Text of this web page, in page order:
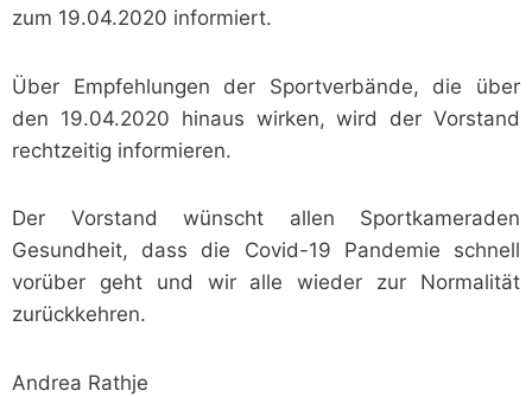
zum 19.04.2020 informiert.
Über Empfehlungen der Sportverbände, die über
den 19.04.2020 hinaus wirken, wird der Vorstand
rechtzeitig informieren.
Der Vorstand wünscht allen Sportkameraden
Gesundheit, dass die Covid-19 Pandemie schnell
vorüber geht und wir alle wieder zur Normalität
zurückkehren.
Andrea Rathje